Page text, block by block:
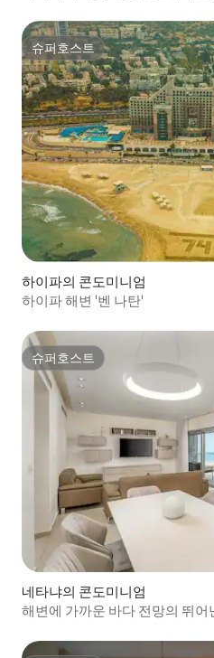
슈퍼호스트
슈퍼호스트
하이파의 콘도미니엄
하이파 해변 '벤 나탄'
슈퍼호스트
슈퍼호스트
네타냐의 콘도미니엄
해변에 가까운 바다 전망의 뛰어